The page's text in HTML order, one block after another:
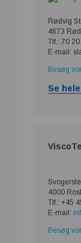
Rødvig
4673
Tlf.: 70
E-mail:
Besøg
Se
4000
Tlf.: +45
E-mail:
Besøg